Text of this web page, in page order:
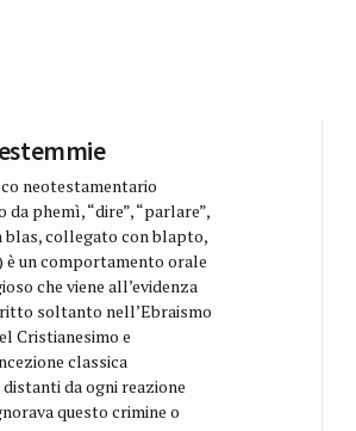
neotestamentario
phemì, “dire”, “parlare”,
blas, collegato con blapto,
è un comportamento orale
che viene all’evidenza
soltanto nell’Ebraismo
Cristianesimo e
classica
da ogni reazione
questo crimine o